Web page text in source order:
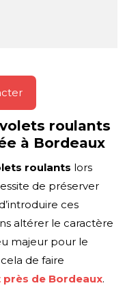
roulants
à Bordeaux
roulants lors
de préserver
ces
altérer le caractère
majeur pour le
de faire
de Bordeaux.